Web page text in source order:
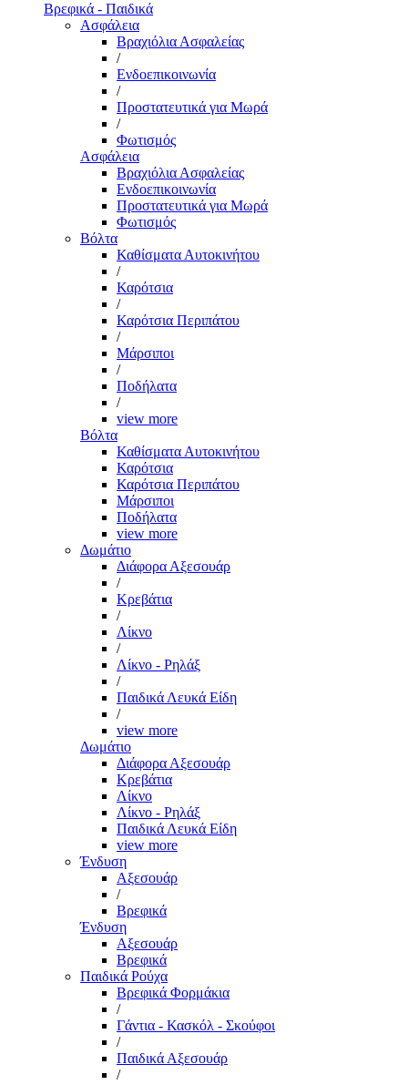
Βρεφικά - Παιδικά
Ασφάλεια
Βραχιόλια Ασφαλείας
/
Ενδοεπικοινωνία
/
Προστατευτικά για Μωρά
/
Φωτισμός
Ασφάλεια
Βραχιόλια Ασφαλείας
Ενδοεπικοινωνία
Προστατευτικά για Μωρά
Φωτισμός
Βόλτα
Καθίσματα Αυτοκινήτου
/
Καρότσια
/
Καρότσια Περιπάτου
/
Μάρσιποι
/
Ποδήλατα
/
view more
Βόλτα
Καθίσματα Αυτοκινήτου
Καρότσια
Καρότσια Περιπάτου
Μάρσιποι
Ποδήλατα
view more
Δωμάτιο
Διάφορα Αξεσουάρ
/
Κρεβάτια
/
Λίκνο
/
Λίκνο - Ρηλάξ
/
Παιδικά Λευκά Είδη
/
view more
Δωμάτιο
Διάφορα Αξεσουάρ
Κρεβάτια
Λίκνο
Λίκνο - Ρηλάξ
Παιδικά Λευκά Είδη
view more
Ένδυση
Αξεσουάρ
/
Βρεφικά
Ένδυση
Αξεσουάρ
Βρεφικά
Παιδικά Ρούχα
Βρεφικά Φορμάκια
/
Γάντια - Κασκόλ - Σκούφοι
/
Παιδικά Αξεσουάρ
/